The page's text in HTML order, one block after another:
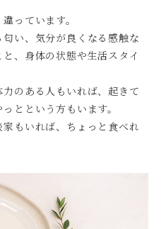
っています。
い、気分が良くなる感触な
、身体の状態や生活スタイ
のある人もいれば、起きて
とという方もいます。
もいれば、ちょっと食べれ